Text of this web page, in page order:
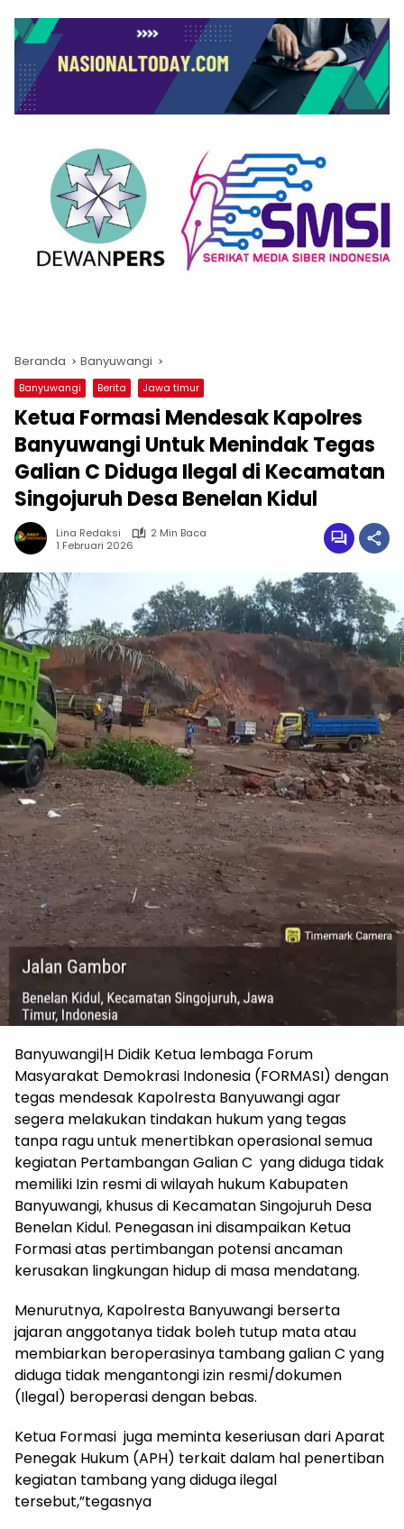
Beranda Banyuwangi
Banyuwangi Berita Jawa timur
Ketua Formasi Mendesak Kapolres
Banyuwangi Untuk Menindak Tegas
Galian C Diduga Ilegal di Kecamatan
Singojuruh Desa Benelan Kidul
Lina Redaksi
2 Min Baca
1 Februari 2026
Banyuwangi|H Didik Ketua lembaga Forum
Masyarakat Demokrasi Indonesia (FORMASI) dengan
tegas mendesak Kapolresta Banyuwangi agar
segera melakukan tindakan hukum yang tegas
tanpa ragu untuk menertibkan operasional semua
kegiatan Pertambangan Galian C yang diduga tidak
memiliki Izin resmi di wilayah hukum Kabupaten
Banyuwangi, khusus di Kecamatan Singojuruh Desa
Benelan Kidul. Penegasan ini disampaikan Ketua
Formasi atas pertimbangan potensi ancaman
kerusakan lingkungan hidup di masa mendatang.
Menurutnya, Kapolresta Banyuwangi berserta
jajaran anggotanya tidak boleh tutup mata atau
membiarkan beroperasinya tambang galian C yang
diduga tidak mengantongi izin resmi/dokumen
(Ilegal) beroperasi dengan bebas.
Ketua Formasi juga meminta keseriusan dari Aparat
Penegak Hukum (APH) terkait dalam hal penertiban
kegiatan tambang yang diduga ilegal
tersebut,”tegasnya